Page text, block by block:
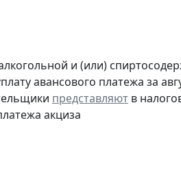
и (или)
авансового платежа за
представляют в
акциза